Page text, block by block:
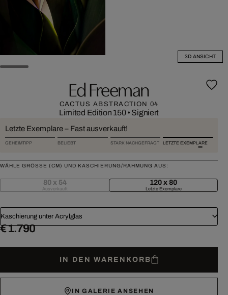
3D ANSICHT
Ed Freeman
CACTUS ABSTRACTION 04
Limited Edition 150• Signiert
Letzte Exemplare – Fast ausverkauft!
GEHEIMTIPP BELIEBT STARK NACHGEFRAGT LETZTE EXEMPLARE
WÄHLE GRÖSSE (CM) UND KASCHIERUNG/RAHMUNG AUS:
80 x 54
Ausverkauft
120 x 80
Letzte Exemplare
Kaschierung unter Acrylglas
€ 1.790
IN DEN WARENKORB
IN GALERIE ANSEHEN